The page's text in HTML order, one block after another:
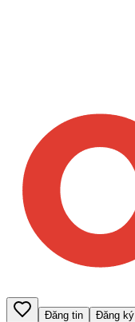
Đăng tin Đăng ký